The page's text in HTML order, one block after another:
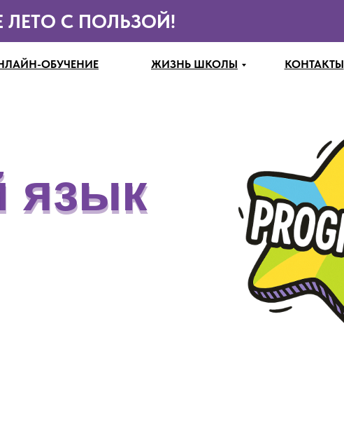
КОНТАКТЫ
ЖИЗНЬ ШКОЛЫ
ОБУЧЕНИЕ
ЛЕТО С ПОЛЬЗОЙ!
язык
язык